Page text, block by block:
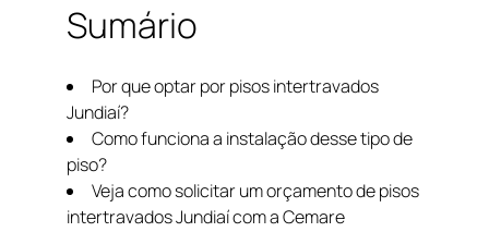
Sumário
Por que optar por pisos intertravados
Jundiaí?
Como funciona a instalação desse tipo de
piso?
Veja como solicitar um orçamento de pisos
intertravados Jundiaí com a Cemare